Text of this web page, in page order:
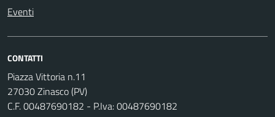
Eventi
CONTATTI
Piazza Vittoria n.11
27030 Zinasco (PV)
C.F. 00487690182 - P.Iva: 00487690182